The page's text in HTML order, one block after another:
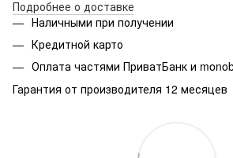
Подробнее о доставке
Наличными при получении
Кредитной карто
Оплата частями ПриватБанк и
Гарантия от производителя 12 месяцев